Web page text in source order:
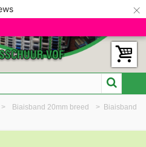
×
> Biaisband 20mm breed > Biaisband